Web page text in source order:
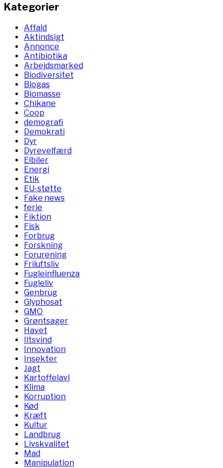
Kategorier
Affald
Aktindsigt
Annonce
Antibiotika
Arbejdsmarked
Biodiversitet
Biogas
Biomasse
Chikane
Coop
demografi
Demokrati
Dyr
Dyrevelfærd
Elbiler
Energi
Etik
EU-støtte
Fake news
ferie
Fiktion
Fisk
Forbrug
Forskning
Forurening
Friluftsliv
Fugleinfluenza
Fugleliv
Genbrug
Glyphosat
GMO
Grøntsager
Havet
Iltsvind
Innovation
Insekter
Jagt
Kartoffelavl
Klima
Korruption
Kød
Kræft
Kultur
Landbrug
Livskvalitet
Mad
Manipulation